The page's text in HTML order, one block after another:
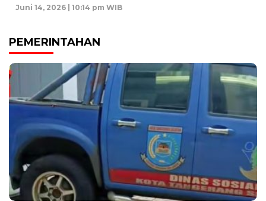
Juni 14, 2026 | 10:14 pm WIB
PEMERINTAHAN